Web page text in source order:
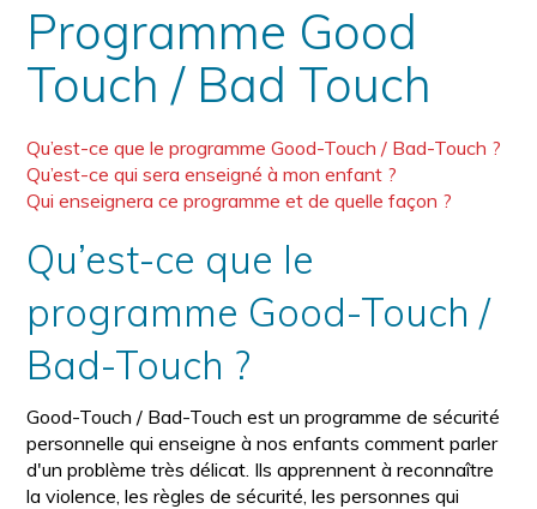
Programme Good
Touch / Bad Touch
Qu’est-ce que le programme Good-Touch / Bad-Touch ?
Qu’est-ce qui sera enseigné à mon enfant ?
Qui enseignera ce programme et de quelle façon ?
Qu’est-ce que le
programme Good-Touch /
Bad-Touch ?
Good-Touch / Bad-Touch est un programme de sécurité
personnelle qui enseigne à nos enfants comment parler
d'un problème très délicat. Ils apprennent à reconnaître
la violence, les règles de sécurité, les personnes qui